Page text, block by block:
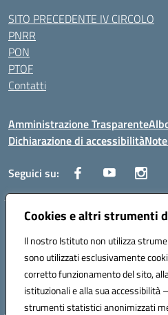
Cookies e altri strumenti
Il nostro Istituto non utilizza
sono utilizzati esclusivamente
corretto funzionamento del sito,
istituzionali e alla sua accessibilità
strumenti statistici anonimizzati
SITO PRECEDENTE IV CIRCOLO
PNRR
PON
PTOF
Contatti
Amministrazione Trasparente
Dichiarazione di accessibilità
Seguici su:
Traversa Fondo d'Orto n.19B - Cap
(NA) - Tel. 0818701043 - Mail:
Codice meccanografico: NAIC847006
C.F. 82009060631 - Codice univoco
UFUAUC